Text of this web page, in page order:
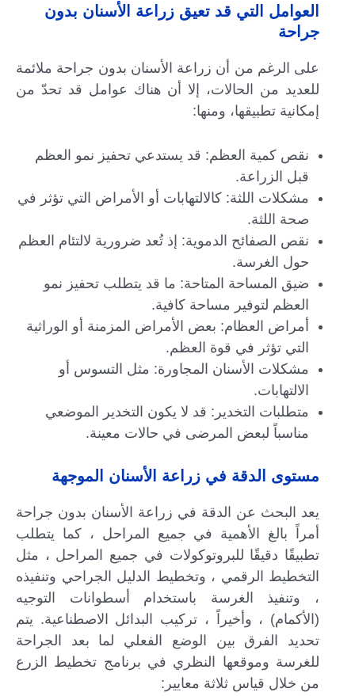
العوامل التي قد تعيق زراعة الأسنان بدون
جراحة
على الرغم من أن زراعة الأسنان بدون جراحة ملائمة
للعديد من الحالات، إلا أن هناك عوامل قد تحدّ من
إمكانية تطبيقها، ومنها:
نقص كمية العظم: قد يستدعي تحفيز نمو العظم
قبل الزراعة.
مشكلات اللثة: كالالتهابات أو الأمراض التي تؤثر في
صحة اللثة.
نقص الصفائح الدموية: إذ تُعد ضرورية لالتئام العظم
حول الغرسة.
ضيق المساحة المتاحة: ما قد يتطلب تحفيز نمو
العظم لتوفير مساحة كافية.
أمراض العظام: بعض الأمراض المزمنة أو الوراثية
التي تؤثر في قوة العظم.
مشكلات الأسنان المجاورة: مثل التسوس أو
الالتهابات.
متطلبات التخدير: قد لا يكون التخدير الموضعي
مناسباً لبعض المرضى في حالات معينة.
مستوى الدقة في زراعة الأسنان الموجهة
يعد البحث عن الدقة في زراعة الأسنان بدون جراحة
أمراً بالغ الأهمية في جميع المراحل ، كما يتطلب
تطبيقًا دقيقًا للبروتوكولات في جميع المراحل ، مثل
التخطيط الرقمي ، وتخطيط الدليل الجراحي وتنفيذه
، وتنفيذ الغرسة باستخدام أسطوانات التوجيه
(الأكمام) ، وأخيراً ، تركيب البدائل الاصطناعية. يتم
تحديد الفرق بين الوضع الفعلي لما بعد الجراحة
للغرسة وموقعها النظري في برنامج تخطيط الزرع
من خلال قياس ثلاثة معايير: